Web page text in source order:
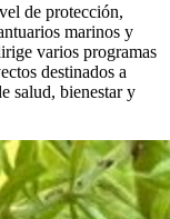
de protección,
marinos y
varios programas
destinados a
salud, bienestar y